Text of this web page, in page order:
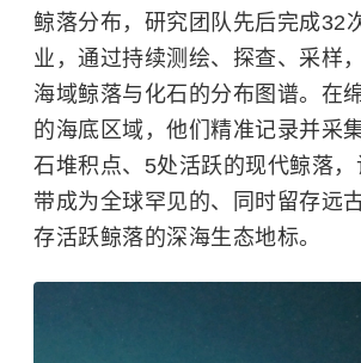
鲸落分布，研究团队先后完成32
业，通过持续测绘、探查、采样
海域鲸落与化石的分布图谱。在
的海底区域，他们精准记录并采
石堆积点、5处活跃的现代鲸落
带成为全球罕见的、同时留存远
存活跃鲸落的深海生态地标。